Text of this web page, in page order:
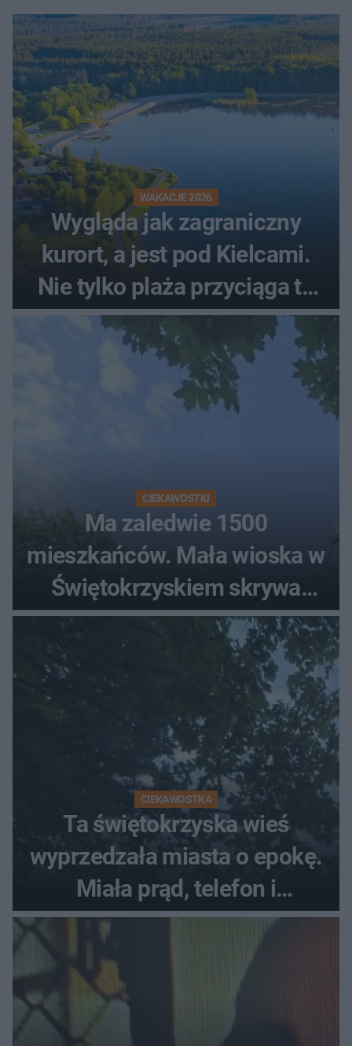
WAKACJE 2026
Wygląda jak zagraniczny
kurort, a jest pod Kielcami.
Nie tylko plaża przyciąga tu
ludzi
CIEKAWOSTKI
Ma zaledwie 1500
mieszkańców. Mała wioska w
Świętokrzyskiem skrywa
zabytki, bywał tu nawet król
CIEKAWOSTKA
Ta świętokrzyska wieś
wyprzedzała miasta o epokę.
Miała prąd, telefon i
luksusowe auto